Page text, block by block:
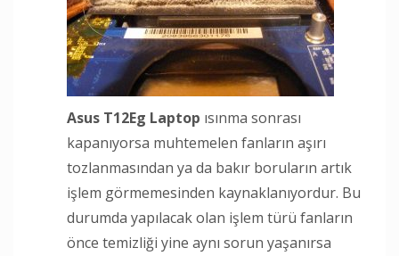
Asus T12Eg Laptop ısınma sonrası
kapanıyorsa muhtemelen fanların aşırı
tozlanmasından ya da bakır boruların artık
işlem görmemesinden kaynaklanıyordur. Bu
durumda yapılacak olan işlem türü fanların
önce temizliği yine aynı sorun yaşanırsa